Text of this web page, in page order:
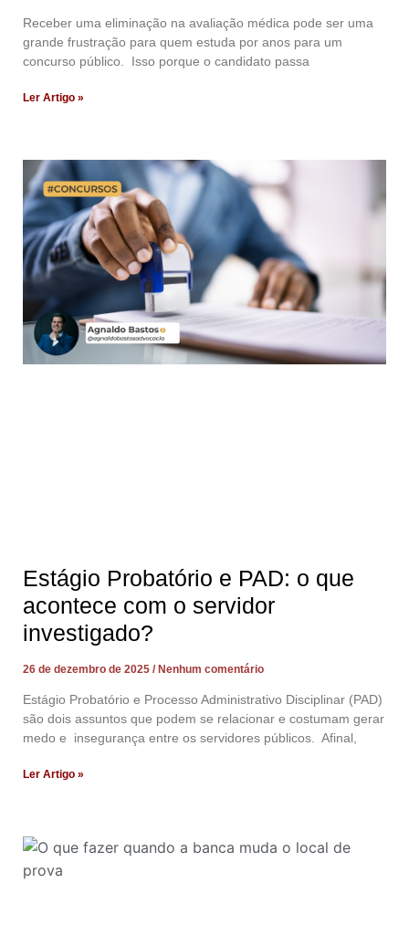
Receber uma eliminação na avaliação médica pode ser uma
grande frustração para quem estuda por anos para um
concurso público. Isso porque o candidato passa
Ler Artigo »
Estágio Probatório e PAD: o que
acontece com o servidor
investigado?
26 de dezembro de 2025 Nenhum comentário
Estágio Probatório e Processo Administrativo Disciplinar (PAD)
são dois assuntos que podem se relacionar e costumam gerar
medo e insegurança entre os servidores públicos. Afinal,
Ler Artigo »